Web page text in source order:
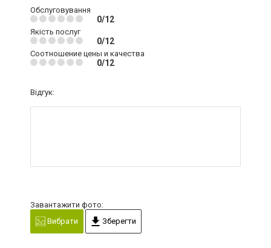
Обслуговування
0/12
Якість послуг
0/12
Соотношение цены и качества
0/12
Відгук:
Завантажити фото:
Вибрати
Зберегти